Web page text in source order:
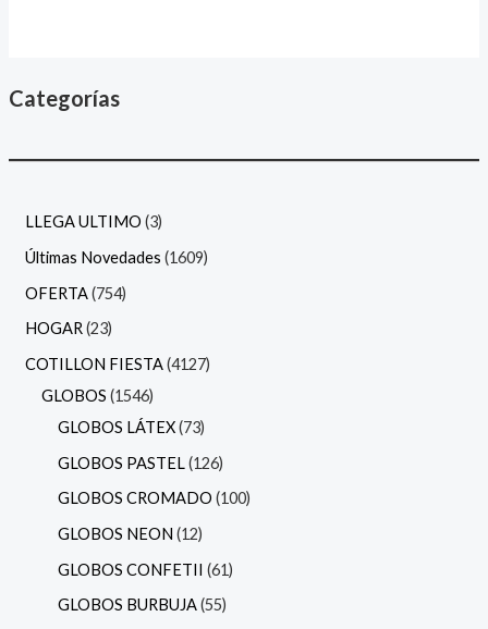
Categorías
LLEGA ULTIMO 3
Últimas Novedades 1609
OFERTA 754
HOGAR 23
COTILLON FIESTA 4127
GLOBOS 1546
GLOBOS LÁTEX 73
GLOBOS PASTEL 126
GLOBOS CROMADO 100
GLOBOS NEON 12
GLOBOS CONFETII 61
GLOBOS BURBUJA 55